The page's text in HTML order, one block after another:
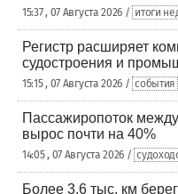
15:37 , 07 Августа 2026 / итоги
Регистр расширяет
судостроения и
15:15 , 07 Августа 2026 / события
Пассажиропоток
вырос почти на 40%
14:05 , 07 Августа 2026 /
Более 3,6 тыс. км